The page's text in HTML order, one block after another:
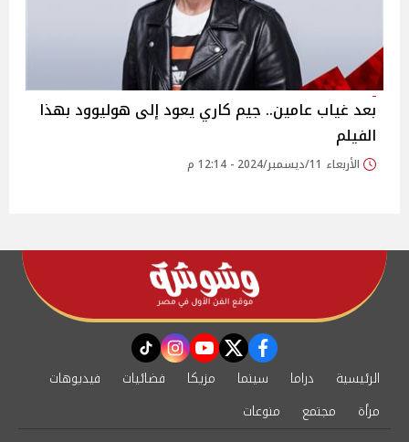
بعد غياب عامين.. جيم كاري يعود إلى هوليوود بهذا
الفيلم
الأربعاء 11/ديسمبر/2024 - 12:14 م
facebook
twitter
youtube
instagram
tiktok
الرئيسية دراما سينما مزيكا فضائيات
فيديوهات
مرأة
مجتمع
منوعات